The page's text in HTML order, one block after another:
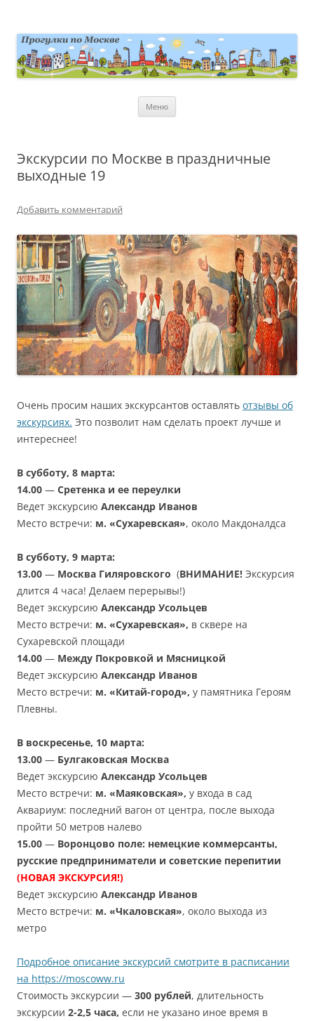
Меню
Экскурсии по Москве в праздничные
выходные 19
Добавить комментарий
Очень просим наших экскурсантов оставлять отзывы об
экскурсиях. Это позволит нам сделать проект лучше и
интереснее!
В субботу, 8 марта:
14.00 — Сретенка и ее переулки
Ведет экскурсию Александр Иванов
Место встречи: м. «Сухаревская», около Макдоналдса
В субботу, 9 марта:
13.00 — Москва Гиляровского (ВНИМАНИЕ! Экскурсия
длится 4 часа! Делаем перерывы!)
Ведет экскурсию Александр Усольцев
Место встречи: м. «Сухаревская», в сквере на
Сухаревской площади
14.00 — Между Покровкой и Мясницкой
Ведет экскурсию Александр Иванов
Место встречи: м. «Китай-город», у памятника Героям
Плевны.
В воскресенье, 10 марта:
13.00 — Булгаковская Москва
Ведет экскурсию Александр Усольцев
Место встречи: м. «Маяковская», у входа в сад
Аквариум: последний вагон от центра, после выхода
пройти 50 метров налево
15.00 — Воронцово поле: немецкие коммерсанты,
русские предприниматели и советские перепитии
(НОВАЯ ЭКСКУРСИЯ!)
Ведет экскурсию Александр Иванов
Место встречи: м. «Чкаловская», около выхода из
метро
Подробное описание экскурсий смотрите в расписании
на https://moscoww.ru
Стоимость экскурсии — 300 рублей, длительность
экскурсии 2-2,5 часа, если не указано иное время в